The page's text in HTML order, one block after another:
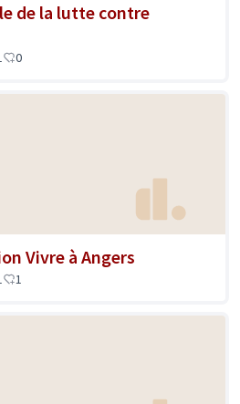
de la lutte contre
0
Vivre à Angers
1